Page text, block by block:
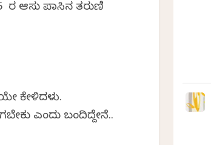
ರ ಆಸು ಪಾಸಿನ ತರುಣಿ
ಕೇಳಿದಳು.
ಎಂದು ಬಂದಿದ್ದೇನೆ..